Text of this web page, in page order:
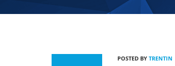
POSTED BY TRENTIN